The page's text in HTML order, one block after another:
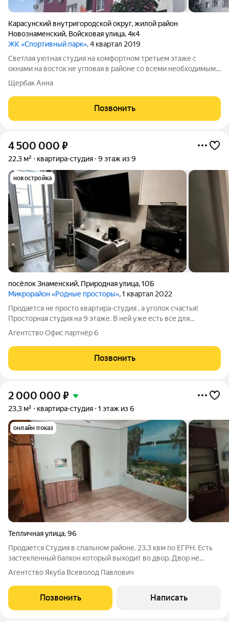
Карасунский внутригородской округ,жилой район
Новознаменский, Войсковая улица,4к4
ЖК «Спортивный парк», 4 квартал 2019
Светлая уютная студия на комфортном третьем этаже с
окнами на восток не угловая в районе со всеми необходимыми
удобствами в шаговой доступности. Приобретение за
наличные у застройщика. Никаких обременений. Невысокая
цена из-за встречной покупки
Щербак Анна
Позвонить
4 500 000 ₽
22,3 м² квартира-студия 9 этаж из 9
новостройка
посёлок Знаменский, Природная улица,10Б
Микрорайон «Родные просторы», 1 квартал 2022
Продается не просто квартира-студия , а уголок счастья!
Просторная студия на 9 этаже. В ней уже есть все для
комфортной жизни. В квартире остается вся мебель и техника-
заходи и живи! В квартире всегда светло и солнечно. Высокий
этаж позволит вам
Агентство Офис партнёр 6
Позвонить
2 000 000 ₽
23,3 м² квартира-студия 1 этаж из 6
онлайн показ
Тепличная улица,96
Продается Студия в спальном районе. 23.3 квм по ЕГРН. Есть
застекленный балкон который выходит во двор. Двор не
проходной, что позволяет оставлять машину прямо под
окнами и не беспокоится за безопасность. В квартире
простенький ремонт, но можно
Агентство Якуба Всеволод Павлович
Позвонить Написать